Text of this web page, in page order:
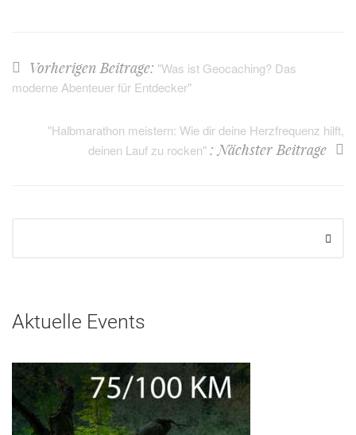
Vorherigen Beitrage: "Was ist Geocaching? Das
moderne Abenteuer für Entdecker"
"Halbmarathon meistern: Wie dir deine Herzfrequenz hilft,
deinen Lauf zu rocken": Nächster Beitrage
Aktuelle Events